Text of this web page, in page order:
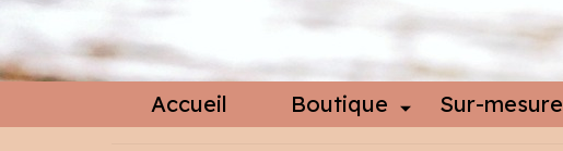
Accueil Boutique Sur-mesure